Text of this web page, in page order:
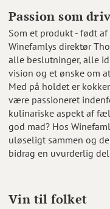
Passion som
Som et produkt - født
Winefamlys direktør
alle beslutninger, alle
vision og et ønske om
Med på holdet er
være passioneret
kulinariske aspekt af
god mad? Hos
uløseligt sammen og
bidrag en uvurderlig
Vin til folket